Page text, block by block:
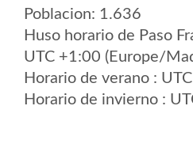
Poblacion: 1.636
Huso horario de Paso
UTC +1:00 (Europe/
Horario de verano :
Horario de invierno :